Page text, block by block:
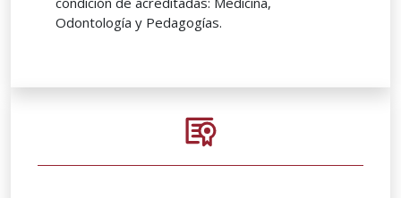
Odontología y Pedagogías.